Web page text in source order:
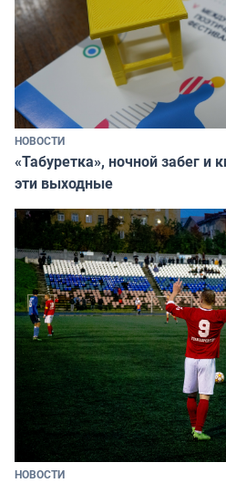
НОВОСТИ
«Табуретка», ночной забег и
эти выходные
НОВОСТИ